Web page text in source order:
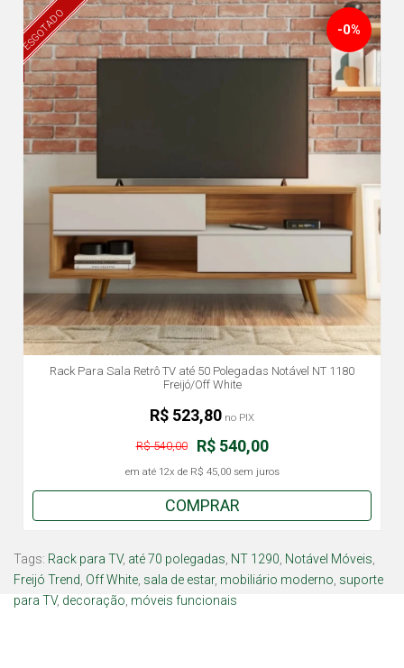
ESGOTADO
Rack Para Sala Retrô TV até 50 Polegadas Notável NT 1180
Freijó/Off White
-0%
R$ 540,00
R$ 540,00
em até 12x de R$ 45,00sem juros
R$ 523,80 no PIX
COMPRAR
Tags: Rack para TV, até 70 polegadas NT 1290 Notável Móveis
Freijó Trend Off White sala de estar, mobiliário moderno suporte
para TV, decoração móveis funcionais